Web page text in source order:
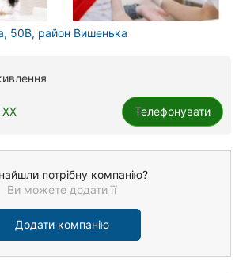
50B, район Вишенька
XX Телефонувати
потрібну компанію?
Ви можете додати її
Додати компанію